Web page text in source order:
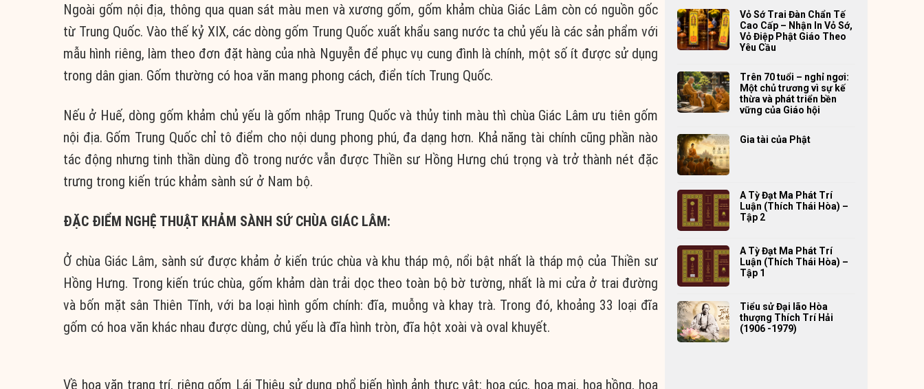
Ngoài gốm nội địa, thông qua quan sát màu men và xương gốm, gốm khảm chùa Giác Lâm còn có nguồn gốc
từ Trung Quốc. Vào thế kỷ XIX, các dòng gốm Trung Quốc xuất khẩu sang nước ta chủ yếu là các sản phẩm với
mẫu hình riêng, làm theo đơn đặt hàng của nhà Nguyễn để phục vụ cung đình là chính, một số ít được sử dụng
trong dân gian. Gốm thường có hoa văn mang phong cách, điển tích Trung Quốc.
Nếu ở Huế, dòng gốm khảm chủ yếu là gốm nhập Trung Quốc và thủy tinh màu thì chùa Giác Lâm ưu tiên gốm
nội địa. Gốm Trung Quốc chỉ tô điểm cho nội dung phong phú, đa dạng hơn. Khả năng tài chính cũng phần nào
tác động nhưng tinh thần dùng đồ trong nước vẫn được Thiền sư Hồng Hưng chú trọng và trở thành nét đặc
trưng trong kiến trúc khảm sành sứ ở Nam bộ.
ĐẶC ĐIỂM NGHỆ THUẬT KHẢM SÀNH SỨ CHÙA GIÁC LÂM:
Ở chùa Giác Lâm, sành sứ được khảm ở kiến trúc chùa và khu tháp mộ, nổi bật nhất là tháp mộ của Thiền sư
Hồng Hưng. Trong kiến trúc chùa, gốm khảm dàn trải dọc theo toàn bộ bờ tường, nhất là mi cửa ở trai đường
và bốn mặt sân Thiên Tĩnh, với ba loại hình gốm chính: đĩa, muỗng và khay trà. Trong đó, khoảng 33 loại đĩa
gốm có hoa văn khác nhau được dùng, chủ yếu là đĩa hình tròn, đĩa hột xoài và oval khuyết.
Về hoa văn trang trí, riêng gốm Lái Thiêu sử dụng phổ biến hình ảnh thực vật: hoa cúc, hoa mai, hoa hồng, hoa
Vỏ Sớ Trai Đàn Chẩn Tế
Cao Cấp – Nhận In Vỏ Sớ,
Vỏ Điệp Phật Giáo Theo
Yêu Cầu
Trên 70 tuổi – nghỉ ngơi:
Một chủ trương vì sự kế
thừa và phát triển bền
vững của Giáo hội
Gia tài của Phật
A Tỳ Đạt Ma Phát Trí
Luận (Thích Thái Hòa) –
Tập 2
A Tỳ Đạt Ma Phát Trí
Luận (Thích Thái Hòa) –
Tập 1
Tiểu sử Đại lão Hòa
thượng Thích Trí Hải
(1906 -1979)